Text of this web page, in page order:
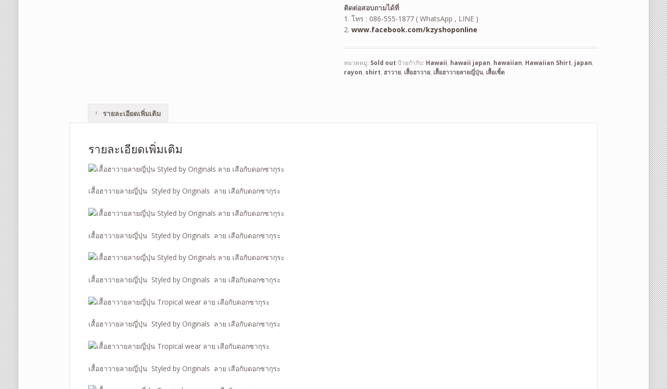
ติดต่อสอบถามได้ที่
1. โทร : 086-555-1877 ( WhatsApp , LINE )
2.www.facebook.com/kzyshoponline
หมวดหมู่: Sold out ป้ายกำกับ: Hawaii, hawaii japan, hawaiian, Hawaiian Shirt, japan,
rayon, shirt, ฮาวาย, เสื้อฮาวาย, เสื้อฮาวายลายญี่ปุ่น, เสื้อเชิ้ต
รายละเอียดเพิ่มเติม
รายละเอียดเพิ่มเติม
เสื้อฮาวายลายญี่ปุ่น Styled by Originals ลาย เสือกับดอกซากุระ
เสื้อฮาวายลายญี่ปุ่น Styled by Originals ลาย เสือกับดอกซากุระ
เสื้อฮาวายลายญี่ปุ่น Styled by Originals ลาย เสือกับดอกซากุระ
เสื้อฮาวายลายญี่ปุ่น Styled by Originals ลาย เสือกับดอกซากุระ
เสื้อฮาวายลายญี่ปุ่น Styled by Originals ลาย เสือกับดอกซากุระ